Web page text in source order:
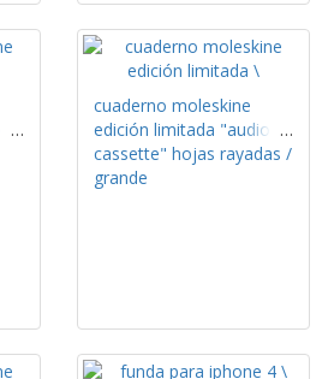
cuaderno moleskine
edición limitada "audio
cassette" hojas rayadas /
grande